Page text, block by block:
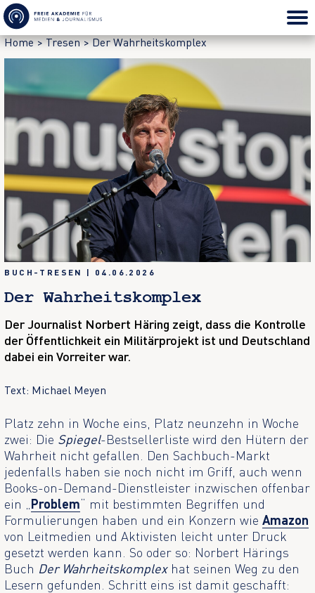
Home>Tresen>Der Wahrheitskomplex
BUCH-TRESEN | 04.06.2026
Der Wahrheitskomplex
Der Journalist Norbert Häring zeigt, dass die Kontrolle
der Öffentlichkeit ein Militärprojekt ist und Deutschland
dabei ein Vorreiter war.
Text: Michael Meyen
Platz zehn in Woche eins, Platz neunzehn in Woche
zwei: Die Spiegel-Bestsellerliste wird den Hütern der
Wahrheit nicht gefallen. Den Sachbuch-Markt
jedenfalls haben sie noch nicht im Griff, auch wenn
Books-on-Demand-Dienstleister inzwischen offenbar
ein „ Problem“ mit bestimmten Begriffen und
Formulierungen haben und ein Konzern wieAmazon
von Leitmedien und Aktivisten leicht unter Druck
gesetzt werden kann. So oder so: Norbert Härings
Buch Der Wahrheitskomplexhat seinen Weg zu den
Lesern gefunden. Schritt eins ist damit geschafft: